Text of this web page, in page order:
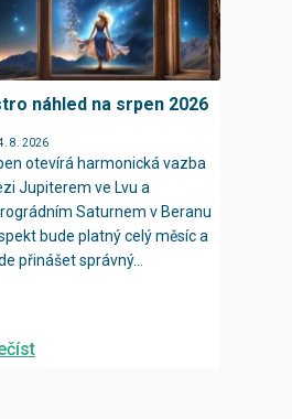
náhled na srpen 2026
8. 2026
otevírá harmonická vazba
Jupiterem ve Lvu a
Saturnem v Beranu
bude platný celý měsíc a
přinášet správný...